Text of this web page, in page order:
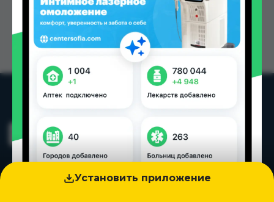
Установить приложение